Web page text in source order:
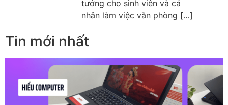
tưởng cho sinh viên và cá
nhân làm việc văn phòng […]
Tin mới nhất